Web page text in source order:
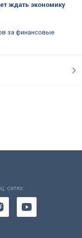
ждать экономику
за финансовые
сетях: